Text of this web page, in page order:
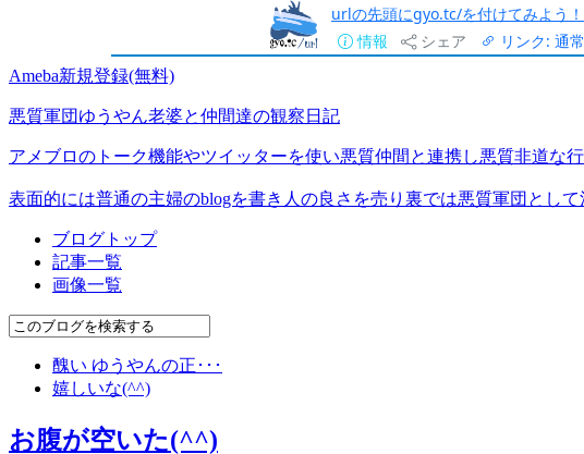
urlの先頭にgyo.tc/を付けてみよう！
情報
シェア リンク: 通常